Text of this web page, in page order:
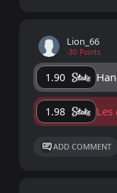
Lion_66
-30 Points
1.90
1.98
ADD COMMENT